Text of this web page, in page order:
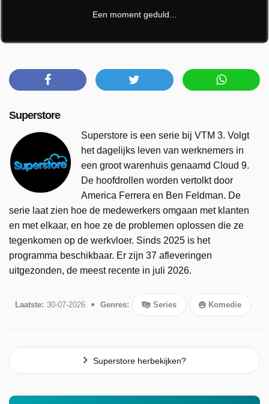
Een moment geduld...
Superstore
Superstore is een serie bij VTM 3. Volgt
het dagelijks leven van werknemers in
een groot warenhuis genaamd Cloud 9.
De hoofdrollen worden vertolkt door
America Ferrera en Ben Feldman. De
serie laat zien hoe de medewerkers omgaan met klanten
en met elkaar, en hoe ze de problemen oplossen die ze
tegenkomen op de werkvloer. Sinds 2025 is het
programma beschikbaar. Er zijn 37 afleveringen
uitgezonden, de meest recente in juli 2026.
Laatste: 30-07-2026 Genres: Series Komedie
Superstore herbekijken?